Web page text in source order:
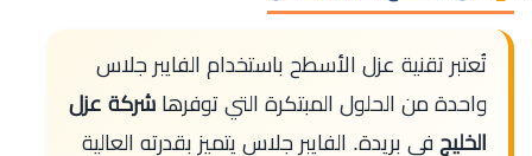
تُعتبر تقنية عزل الأسطح باستخدام الفايبر جلاس
واحدة من الحلول المبتكرة التي توفرها شركة عزل
الخليج في بريدة. الفايبر جلاس يتميز بقدرته العالية